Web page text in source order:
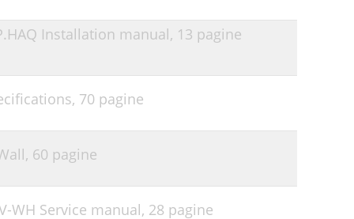
Installation manual, 13 pagine
70 pagine
60 pagine
WH Service manual, 28 pagine